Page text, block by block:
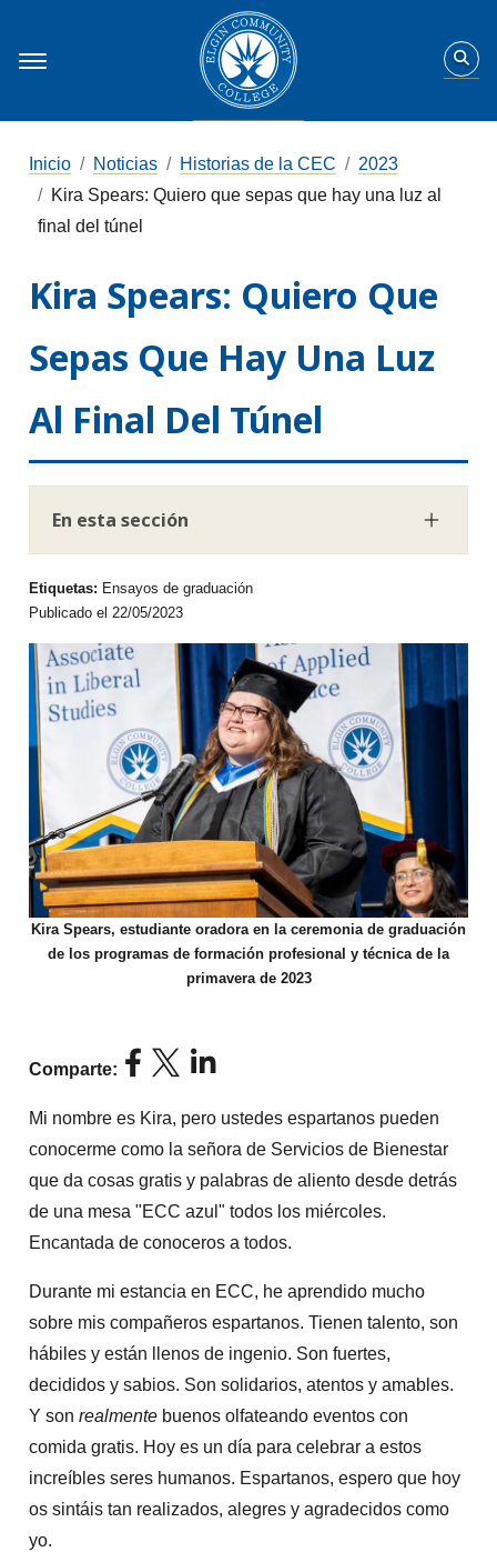
Inicio Noticias Historias de la CEC
2023
Kira Spears: Quiero que sepas que hay una luz al
final del túnel
Kira Spears: Quiero Que
Sepas Que Hay Una Luz
Al Final Del Túnel
En esta sección
Etiquetas: Ensayos de graduación
Publicado el 22/05/2023
Kira Spears, estudiante oradora en la ceremonia de graduación
de los programas de formación profesional y técnica de la
primavera de 2023
Comparte:
Mi nombre es Kira, pero ustedes espartanos pueden
conocerme como la señora de Servicios de Bienestar
que da cosas gratis y palabras de aliento desde detrás
de una mesa "ECC azul" todos los miércoles.
Encantada de conoceros a todos.
Durante mi estancia en ECC, he aprendido mucho
sobre mis compañeros espartanos. Tienen talento, son
hábiles y están llenos de ingenio. Son fuertes,
decididos y sabios. Son solidarios, atentos y amables.
Y sonrealmente buenos olfateando eventos con
comida gratis. Hoy es un día para celebrar a estos
increíbles seres humanos. Espartanos, espero que hoy
os sintáis tan realizados, alegres y agradecidos como
yo.